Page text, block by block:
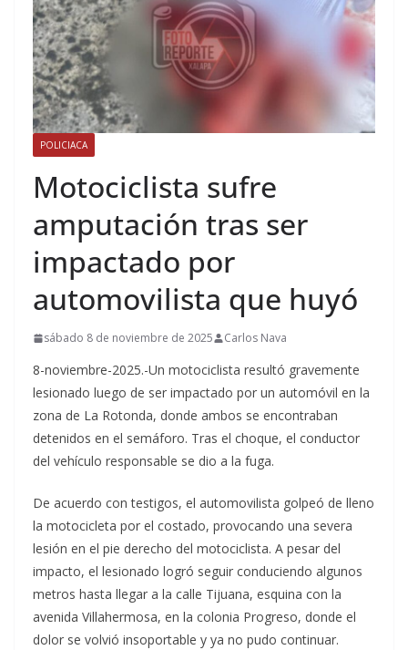
POLICIACA
Motociclista sufre
amputación tras ser
impactado por
automovilista que huyó
sábado 8 de noviembre de 2025 Carlos Nava
8-noviembre-2025.-Un motociclista resultó gravemente
lesionado luego de ser impactado por un automóvil en la
zona de La Rotonda, donde ambos se encontraban
detenidos en el semáforo. Tras el choque, el conductor
del vehículo responsable se dio a la fuga.
De acuerdo con testigos, el automovilista golpeó de lleno
la motocicleta por el costado, provocando una severa
lesión en el pie derecho del motociclista. A pesar del
impacto, el lesionado logró seguir conduciendo algunos
metros hasta llegar a la calle Tijuana, esquina con la
avenida Villahermosa, en la colonia Progreso, donde el
dolor se volvió insoportable y ya no pudo continuar.